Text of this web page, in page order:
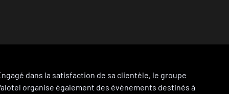
dans la satisfaction de sa clientèle, le groupe
organise également des événements destinés à